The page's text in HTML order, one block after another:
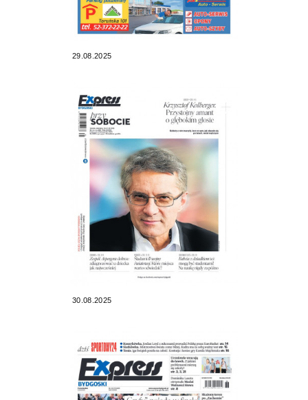
29.08.2025
30.08.2025